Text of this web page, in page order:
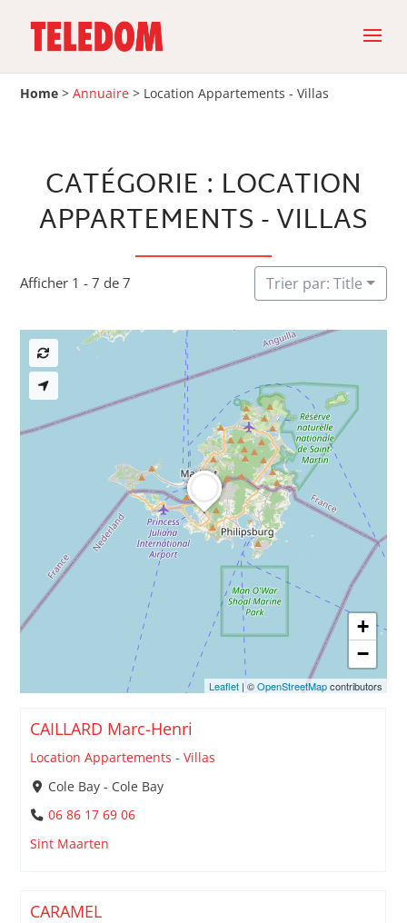
Home >Annuaire > Location Appartements - Villas
CATÉGORIE : LOCATION
APPARTEMENTS - VILLAS
Afficher 1 - 7 de 7 Trier par: Title
CAILLARD Marc-Henri
Location Appartements - Villas
Cole Bay - Cole Bay
06 86 17 69 06
Sint Maarten
CARAMEL
+
−
Leaflet| ©OpenStreetMapcontributors